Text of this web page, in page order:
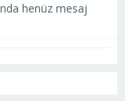
henüz mesaj